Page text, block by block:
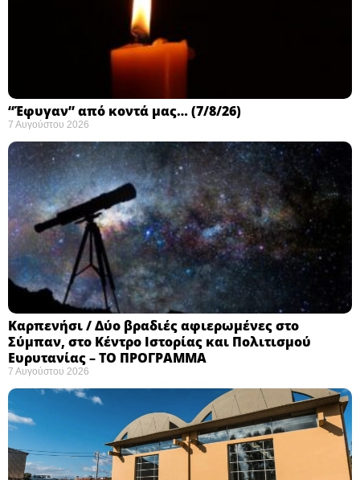
“Έφυγαν” από κοντά μας… (7/8/26)
7 Αυγούστου 2026
Καρπενήσι / Δύο βραδιές αφιερωμένες στο
Σύμπαν, στο Κέντρο Ιστορίας και Πολιτισμού
Ευρυτανίας – ΤΟ ΠΡΟΓΡΑΜΜΑ
7 Αυγούστου 2026